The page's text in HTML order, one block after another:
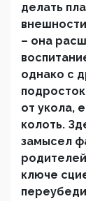
делать
– она
однако с
от укола,
колоть.
замысел
ключе